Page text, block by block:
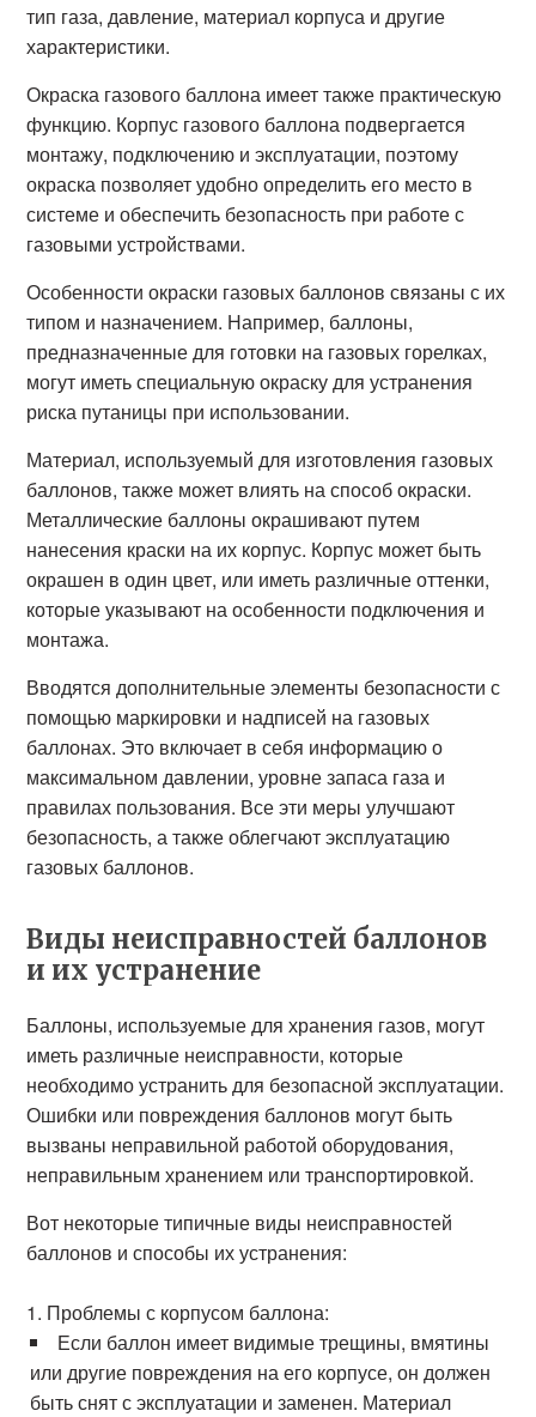
тип газа, давление, материал корпуса и другие
характеристики.
Окраска газового баллона имеет также практическую
функцию. Корпус газового баллона подвергается
монтажу, подключению и эксплуатации, поэтому
окраска позволяет удобно определить его место в
системе и обеспечить безопасность при работе с
газовыми устройствами.
Особенности окраски газовых баллонов связаны с их
типом и назначением. Например, баллоны,
предназначенные для готовки на газовых горелках,
могут иметь специальную окраску для устранения
риска путаницы при использовании.
Материал, используемый для изготовления газовых
баллонов, также может влиять на способ окраски.
Металлические баллоны окрашивают путем
нанесения краски на их корпус. Корпус может быть
окрашен в один цвет, или иметь различные оттенки,
которые указывают на особенности подключения и
монтажа.
Вводятся дополнительные элементы безопасности с
помощью маркировки и надписей на газовых
баллонах. Это включает в себя информацию о
максимальном давлении, уровне запаса газа и
правилах пользования. Все эти меры улучшают
безопасность, а также облегчают эксплуатацию
газовых баллонов.
Виды неисправностей баллонов
и их устранение
Баллоны, используемые для хранения газов, могут
иметь различные неисправности, которые
необходимо устранить для безопасной эксплуатации.
Ошибки или повреждения баллонов могут быть
вызваны неправильной работой оборудования,
неправильным хранением или транспортировкой.
Вот некоторые типичные виды неисправностей
баллонов и способы их устранения:
Проблемы с корпусом баллона:
Если баллон имеет видимые трещины, вмятины
или другие повреждения на его корпусе, он должен
быть снят с эксплуатации и заменен. Материал